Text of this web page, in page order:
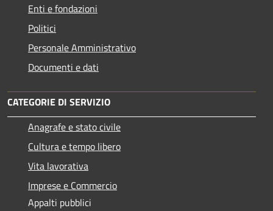
Enti e fondazioni
Politici
Personale Amministrativo
Documenti e dati
CATEGORIE DI SERVIZIO
Anagrafe e stato civile
Cultura e tempo libero
Vita lavorativa
Imprese e Commercio
Appalti pubblici